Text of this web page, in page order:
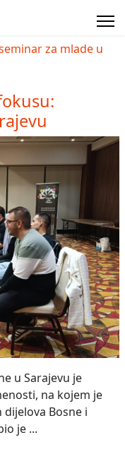
u Sarajevu je
na kojem je
Bosne i
je ...